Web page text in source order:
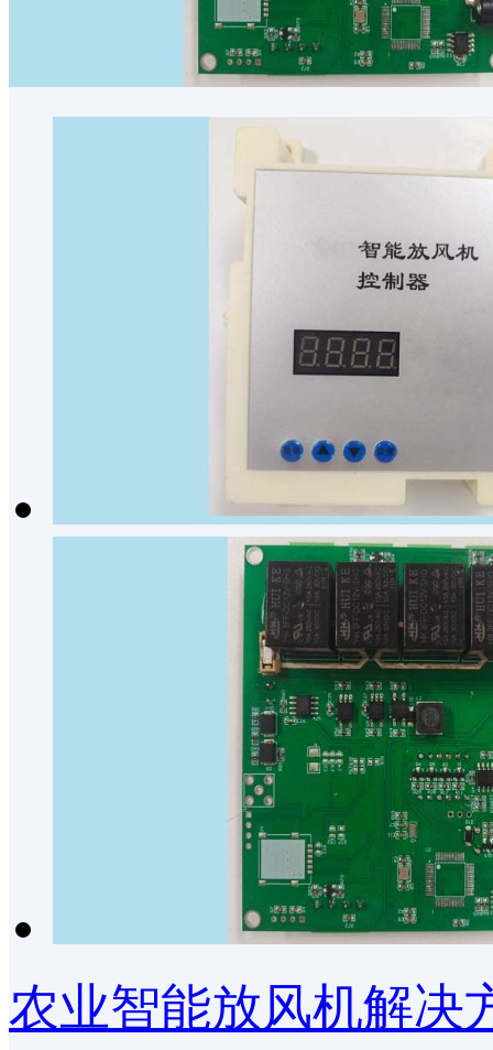
农业智能放风机解决